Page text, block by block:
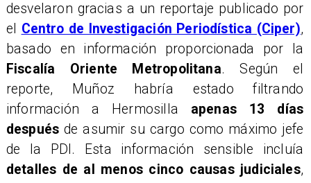
desvelaron gracias a un reportaje publicado por
el Centro de Investigación Periodística (Ciper),
basado en información proporcionada por la
Fiscalía Oriente Metropolitana. Según el
reporte, Muñoz habría estado filtrando
información a Hermosilla apenas 13 días
despuésde asumir su cargo como máximo jefe
de la PDI. Esta información sensible incluía
detalles de al menos cinco causas judiciales,